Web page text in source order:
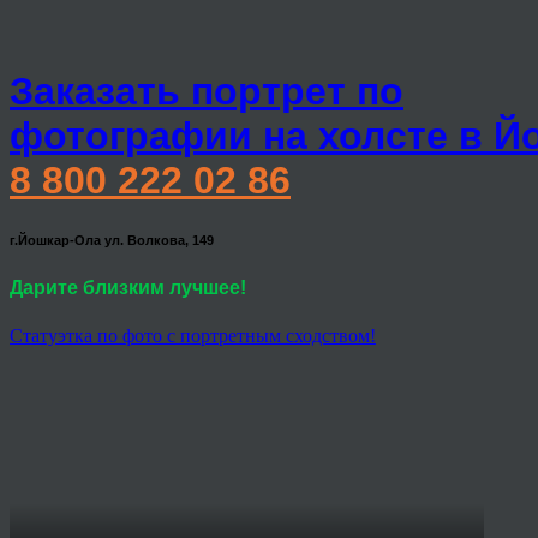
Заказать портрет по
фотографии на холсте в
8 800 222 02 86
г.Йошкар-Ола ул. Волкова, 149
Дарите близким лучшее!
Статуэтка по фото с портретным сходством!